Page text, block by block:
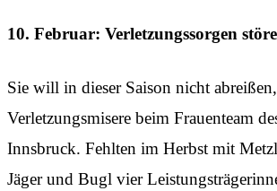
10. Februar: Verletzungssorgen
Sie will in dieser Saison nicht
Verletzungsmisere beim Frauenteam
Innsbruck. Fehlten im Herbst mit
Jäger und Bugl vier